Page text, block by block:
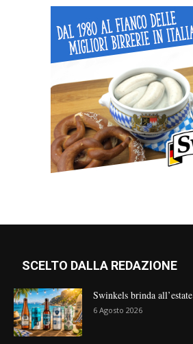
SCELTO DALLA REDAZIONE
Swinkels brinda all’estate
6 Agosto 2026